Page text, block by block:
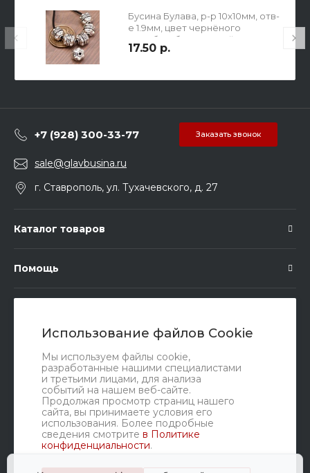
Использование файлов Cookie
Мы используем файлы cookie,
разработанные нашими специалистами
и третьими лицами, для анализа
событий на нашем веб-сайте.
Продолжая просмотр страниц нашего
сайта, вы принимаете условия его
использования. Более подробные
сведения смотрите в Политике
конфиденциальности.
Бусина Булава, р-р 10х10мм, отв-
е 1.9мм, цвет чернёного
серебра, бижутерный сплав.
17.50 р.
+7 (928) 300-33-77 Заказать звонок
sale@glavbusina.ru
г. Ставрополь, ул. Тухачевского, д. 27
Каталог товаров
Помощь
Мы в соц. сетях